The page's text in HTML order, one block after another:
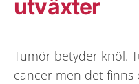
utväxter
Tumör betyder knöl.
cancer men det